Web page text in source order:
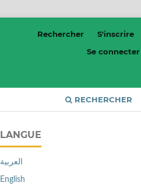
RECHERCHER
Rechercher
S'inscrire
Se connecter
LANGUE
العربية
English